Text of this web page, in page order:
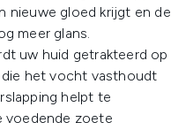
nieuwe gloed krijgt en de
meer glans.
uw huid getrakteerd op
het vocht vasthoudt
helpt te
voedende zoete